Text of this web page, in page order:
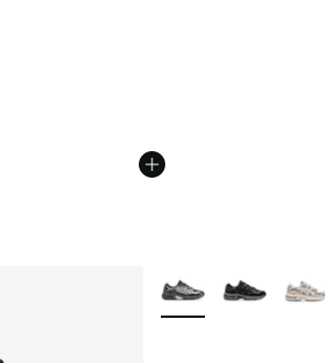
Plus de couleurs